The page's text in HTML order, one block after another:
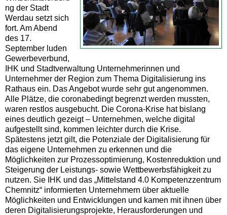
ng der Stadt
Werdau setzt sich
fort. Am Abend
des 17.
September luden
Gewerbeverbund,
IHK und Stadtverwaltung Unternehmerinnen und
Unternehmer der Region zum Thema Digitalisierung ins
Rathaus ein. Das Angebot wurde sehr gut angenommen.
Alle Plätze, die coronabedingt begrenzt werden mussten,
waren restlos ausgebucht. Die Corona-Krise hat bislang
eines deutlich gezeigt – Unternehmen, welche digital
aufgestellt sind, kommen leichter durch die Krise.
Spätestens jetzt gilt, die Potenziale der Digitalisierung für
das eigene Unternehmen zu erkennen und die
Möglichkeiten zur Prozessoptimierung, Kostenreduktion und
Steigerung der Leistungs- sowie Wettbewerbsfähigkeit zu
nutzen. Sie IHK und das „Mittelstand 4.0 Kompetenzzentrum
Chemnitz“ informierten Unternehmern über aktuelle
Möglichkeiten und Entwicklungen und kamen mit ihnen über
deren Digitalisierungsprojekte, Herausforderungen und